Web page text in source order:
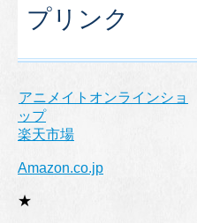
プリンク
アニメイトオンラインショ
ップ
楽天市場
Amazon.co.jp
★